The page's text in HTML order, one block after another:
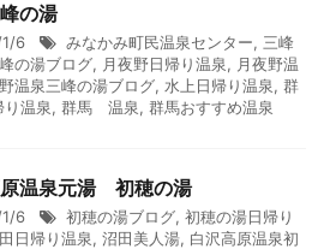
の湯
6 みなかみ町民温泉センター, 三峰
の湯ブログ, 月夜野日帰り温泉, 月夜野温
温泉三峰の湯ブログ, 水上日帰り温泉, 群
温泉, 群馬 温泉, 群馬おすすめ温泉
温泉元湯 初穂の湯
6 初穂の湯ブログ, 初穂の湯日帰り
日帰り温泉, 沼田美人湯, 白沢高原温泉初